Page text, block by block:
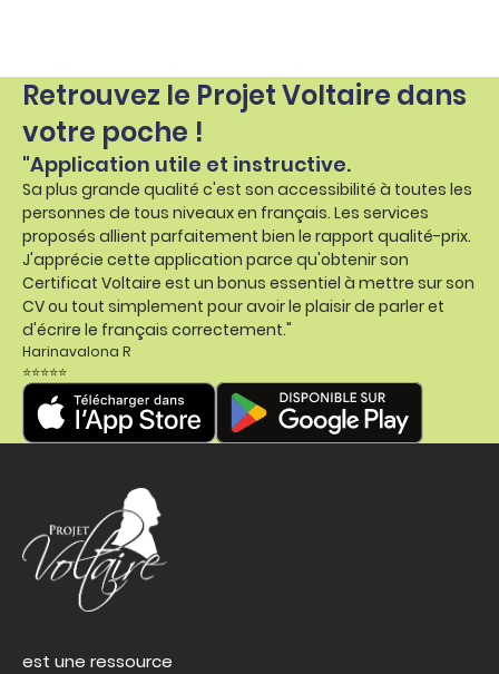
Retrouvez le Projet Voltaire dans
votre poche !
"Application utile et instructive.
Sa plus grande qualité c'est son accessibilité à toutes les
personnes de tous niveaux en français. Les services
proposés allient parfaitement bien le rapport qualité-prix.
J'apprécie cette application parce qu'obtenir son
Certificat Voltaire est un bonus essentiel à mettre sur son
CV ou tout simplement pour avoir le plaisir de parler et
d'écrire le français correctement."
Harinavalona R
⭐⭐⭐⭐⭐
est une ressource